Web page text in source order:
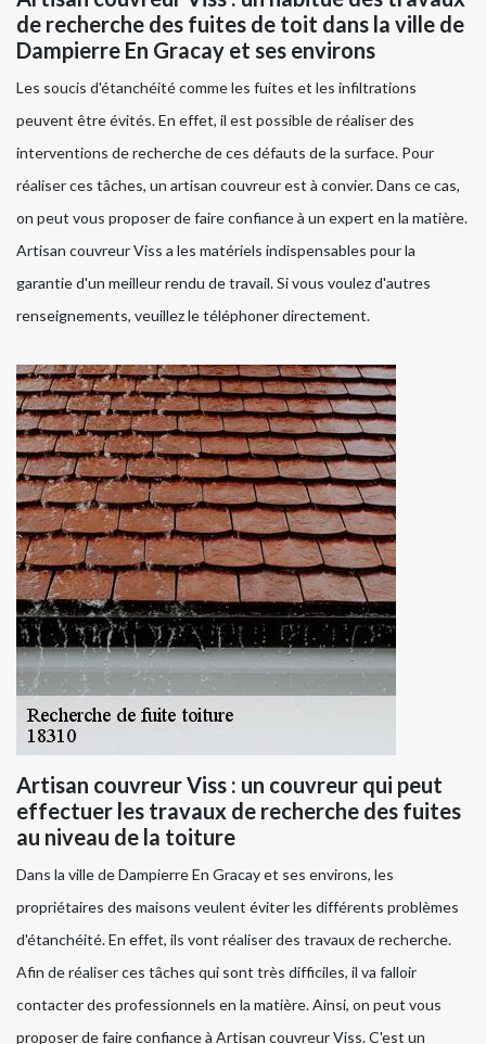
de recherche des fuites de toit dans la ville de
Dampierre En Gracay et ses environs
Les soucis d'étanchéité comme les fuites et les infiltrations
peuvent être évités. En effet, il est possible de réaliser des
interventions de recherche de ces défauts de la surface. Pour
réaliser ces tâches, un artisan couvreur est à convier. Dans ce cas,
on peut vous proposer de faire confiance à un expert en la matière.
Artisan couvreur Viss a les matériels indispensables pour la
garantie d'un meilleur rendu de travail. Si vous voulez d'autres
renseignements, veuillez le téléphoner directement.
Artisan couvreur Viss : un couvreur qui peut
effectuer les travaux de recherche des fuites
au niveau de la toiture
Dans la ville de Dampierre En Gracay et ses environs, les
propriétaires des maisons veulent éviter les différents problèmes
d'étanchéité. En effet, ils vont réaliser des travaux de recherche.
Afin de réaliser ces tâches qui sont très difficiles, il va falloir
contacter des professionnels en la matière. Ainsi, on peut vous
proposer de faire confiance à Artisan couvreur Viss. C'est un